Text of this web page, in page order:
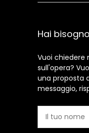
Hai
Vuoi chiedere
sull'opera?
una proposta
messaggio,